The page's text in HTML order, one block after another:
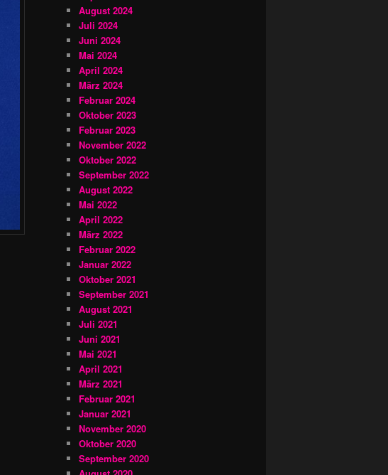
August 2024
Juli 2024
Juni 2024
Mai 2024
April 2024
März 2024
Februar 2024
Oktober 2023
Februar 2023
November 2022
Oktober 2022
September 2022
August 2022
Mai 2022
April 2022
März 2022
Februar 2022
Januar 2022
Oktober 2021
September 2021
August 2021
Juli 2021
Juni 2021
Mai 2021
April 2021
März 2021
Februar 2021
Januar 2021
November 2020
Oktober 2020
September 2020